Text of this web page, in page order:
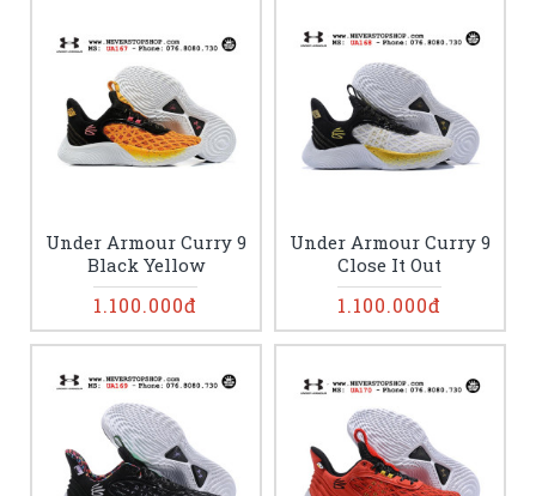
Under Armour Curry 9
Black Yellow
1.100.000đ
Under Armour Curry 9
Close It Out
1.100.000đ